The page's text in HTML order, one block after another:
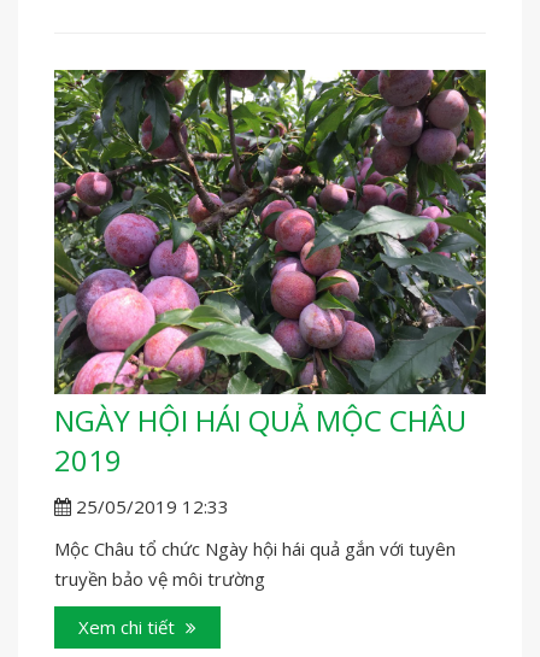
NGÀY HỘI HÁI QUẢ MỘC CHÂU
2019
25/05/2019 12:33
Mộc Châu tổ chức Ngày hội hái quả gắn với tuyên
truyền bảo vệ môi trường
Xem chi tiết